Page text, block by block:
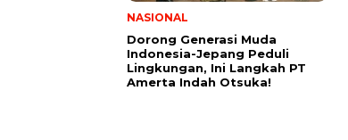
NASIONAL
Dorong Generasi Muda
Indonesia-Jepang Peduli
Lingkungan, Ini Langkah PT
Amerta Indah Otsuka!